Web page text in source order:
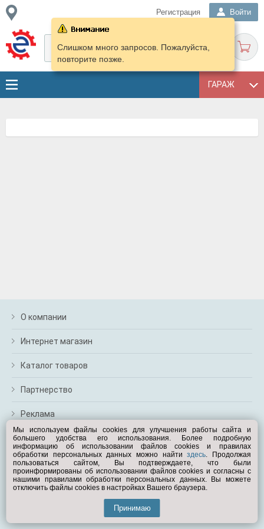
Регистрация Войти
ГАРАЖ
Слишком много запросов. Пожалуйста,
повторите позже.
О компании
Интернет магазин
Каталог товаров
Партнерство
Реклама
Перейти на полную версию
Вам помочь?
© Exist.ru 1998—2026
Мы используем файлы cookies для улучшения работы сайта и
большего удобства его использования. Более подробную
информацию об использовании файлов cookies и правилах
обработки персональных данных можно найтиздесь. Продолжая
пользоваться сайтом, Вы подтверждаете, что были
проинформированы об использовании файлов cookies и согласны с
нашими правилами обработки персональных данных. Вы можете
отключить файлы cookies в настройках Вашего браузера.
Принимаю